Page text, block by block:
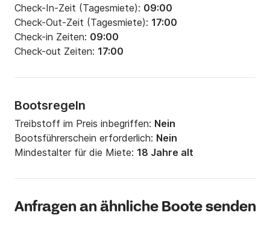
Check-In-Zeit (Tagesmiete): 09:00
Check-Out-Zeit (Tagesmiete): 17:00
Check-in Zeiten: 09:00
Check-out Zeiten: 17:00
Bootsregeln
Treibstoff im Preis inbegriffen: Nein
Bootsführerschein erforderlich: Nein
Mindestalter für die Miete: 18 Jahre alt
Anfragen an ähnliche Boote senden